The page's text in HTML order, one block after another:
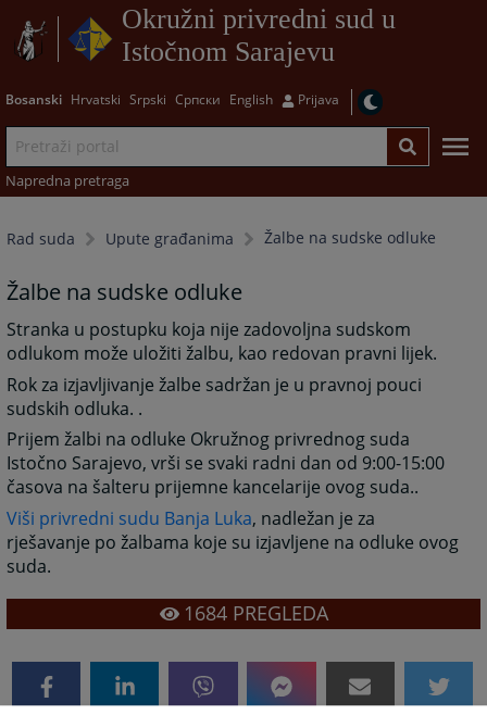
Okružni privredni sud u
Istočnom Sarajevu
Bosanski Hrvatski Srpski Српски English Prijava
Napredna pretraga
Rad suda Upute građanima Žalbe na sudske odluke
Žalbe na sudske odluke
Stranka u postupku koja nije zadovoljna sudskom
odlukom može uložiti žalbu, kao redovan pravni lijek.
Rok za izjavljivanje žalbe sadržan je u pravnoj pouci
sudskih odluka. .
Prijem žalbi na odluke Okružnog privrednog suda
Istočno Sarajevo, vrši se svaki radni dan od 9:00-15:00
časova na šalteru prijemne kancelarije ovog suda..
Viši privredni sudu Banja Luka, nadležan je za
rješavanje po žalbama koje su izjavljene na odluke ovog
suda.
1684PREGLEDA